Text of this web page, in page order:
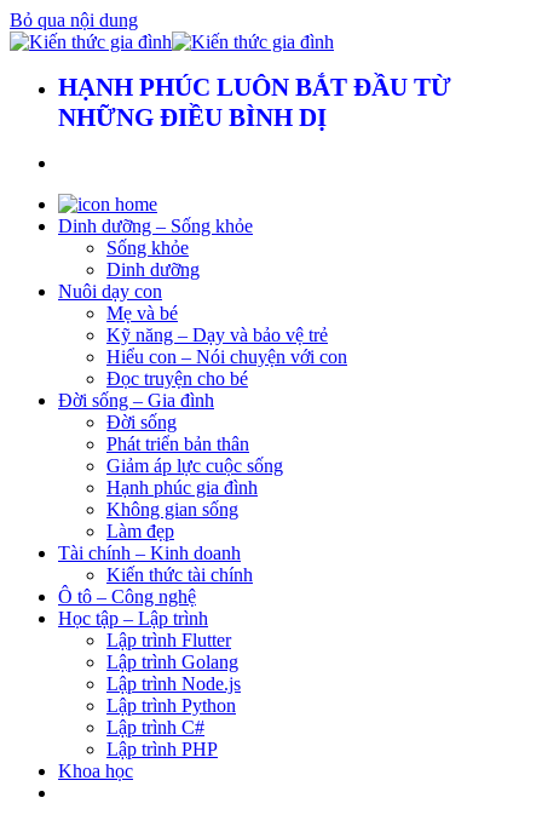
Bỏ qua nội dung
HẠNH PHÚC LUÔN BẮT ĐẦU TỪ
NHỮNG ĐIỀU BÌNH DỊ
Dinh dưỡng – Sống khỏe
Sống khỏe
Dinh dưỡng
Nuôi dạy con
Mẹ và bé
Kỹ năng – Dạy và bảo vệ trẻ
Hiểu con – Nói chuyện với con
Đọc truyện cho bé
Đời sống – Gia đình
Đời sống
Phát triển bản thân
Giảm áp lực cuộc sống
Hạnh phúc gia đình
Không gian sống
Làm đẹp
Tài chính – Kinh doanh
Kiến thức tài chính
Ô tô – Công nghệ
Học tập – Lập trình
Lập trình Flutter
Lập trình Golang
Lập trình Node.js
Lập trình Python
Lập trình C#
Lập trình PHP
Khoa học